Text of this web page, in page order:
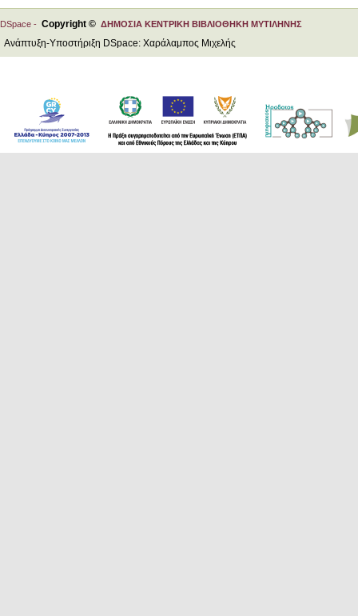
DSpace - Copyright © ΔΗΜΟΣΙΑ ΚΕΝΤΡΙΚΗ ΒΙΒΛΙΟΘΗΚΗ ΜΥΤΙΛΗΝΗΣ
Ανάπτυξη-Υποστήριξη DSpace: Χαράλαμπος Μιχελής